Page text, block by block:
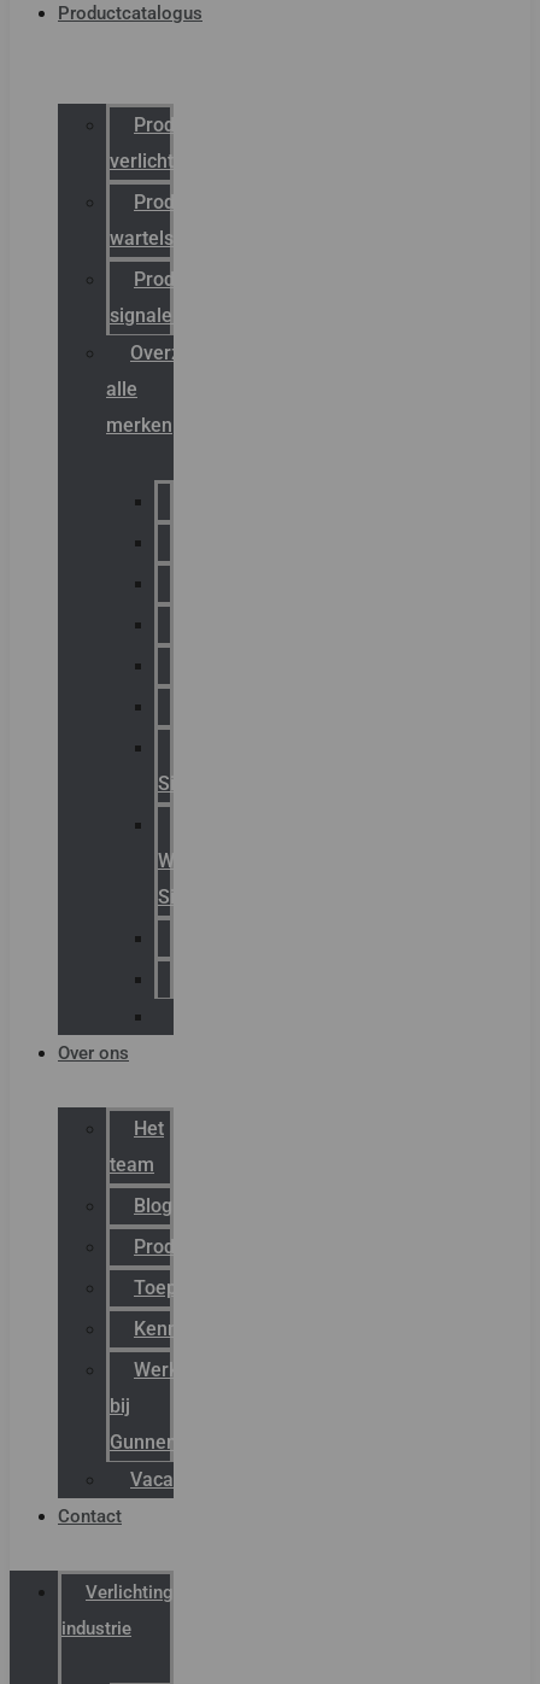
Productcatalogus
Productcatalogus
verlichting
Productcatalogus
wartels
Productcatalogus
signalering
Overzicht
alle
merken
Signaling
Warning
Signals
Over ons
Het
team
Blog
Productnieuws
Toepassingen
Kenniscentrum
Werken
bij
Gunneman
Vacatures
Contact
Verlichting
industrie